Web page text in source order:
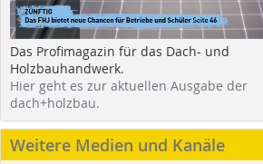
Das Profimagazin für das Dach- und
Holzbauhandwerk.
Hier geht es zur aktuellen Ausgabe der
dach+holzbau.
Weitere Medien und Kanäle